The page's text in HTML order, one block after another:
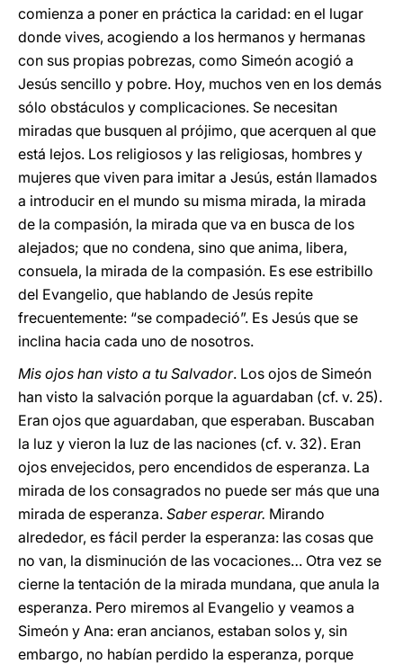
comienza a poner en práctica la caridad: en el lugar
donde vives, acogiendo a los hermanos y hermanas
con sus propias pobrezas, como Simeón acogió a
Jesús sencillo y pobre. Hoy, muchos ven en los demás
sólo obstáculos y complicaciones. Se necesitan
miradas que busquen al prójimo, que acerquen al que
está lejos. Los religiosos y las religiosas, hombres y
mujeres que viven para imitar a Jesús, están llamados
a introducir en el mundo su misma mirada, la mirada
de la compasión, la mirada que va en busca de los
alejados; que no condena, sino que anima, libera,
consuela, la mirada de la compasión. Es ese estribillo
del Evangelio, que hablando de Jesús repite
frecuentemente: “se compadeció”. Es Jesús que se
inclina hacia cada uno de nosotros.
Mis ojos han visto a tu Salvador. Los ojos de Simeón
han visto la salvación porque la aguardaban (cf. v. 25).
Eran ojos que aguardaban, que esperaban. Buscaban
la luz y vieron la luz de las naciones (cf. v. 32). Eran
ojos envejecidos, pero encendidos de esperanza. La
mirada de los consagrados no puede ser más que una
mirada de esperanza. Saber esperar. Mirando
alrededor, es fácil perder la esperanza: las cosas que
no van, la disminución de las vocaciones… Otra vez se
cierne la tentación de la mirada mundana, que anula la
esperanza. Pero miremos al Evangelio y veamos a
Simeón y Ana: eran ancianos, estaban solos y, sin
embargo, no habían perdido la esperanza, porque